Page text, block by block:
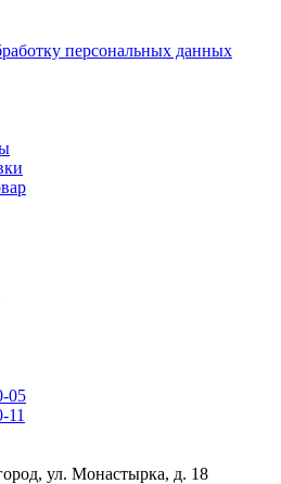
персональных данных
05
11
ул. Монастырка, д. 18